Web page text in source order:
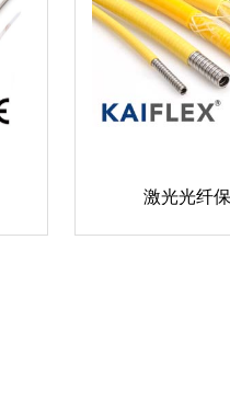
激光光纤